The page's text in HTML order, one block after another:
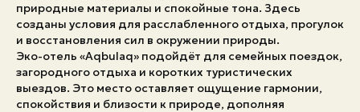
природные материалы и спокойные тона. Здесь
созданы условия для расслабленного отдыха, прогулок
и восстановления сил в окружении природы.
Эко-отель «Aqbulaq» подойдёт для семейных поездок,
загородного отдыха и коротких туристических
выездов. Это место оставляет ощущение гармонии,
спокойствия и близости к природе, дополняя
Экстренные номера